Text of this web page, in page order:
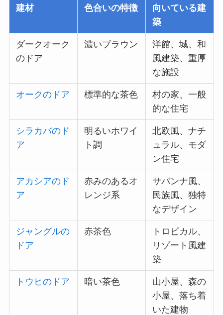
建材 色合いの特徴
向いている建
築
ダークオーク
のドア
濃いブラウン
洋館、城、和
風建築、重厚
な施設
オークのドア 標準的な茶色
村の家、一般
的な住宅
シラカバのド
ア
明るいホワイ
ト調
北欧風、ナチ
ュラル、モダ
ン住宅
アカシアのド
ア
赤みのあるオ
レンジ系
サバンナ風、
民族風、独特
なデザイン
ジャングルの
ドア
赤茶色
トロピカル、
リゾート風建
築
トウヒのドア 暗い茶色
山小屋、森の
小屋、落ち着
いた建物